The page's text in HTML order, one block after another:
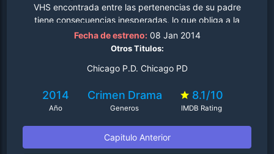
VHS encontrada entre las pertenencias de su padre
tiene consecuencias inesperadas, lo que obliga a la
Unidad de Inteligencia a movilizarse para descubrir la
verdad detrás de un caso sin resolver..
Fecha de estreno:08 Jan 2014
Otros Titulos:
Chicago P.D. Chicago PD
2014
Año
Crimen Drama
Generos
8.1/10
IMDB Rating
Capitulo Anterior